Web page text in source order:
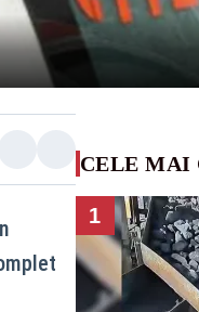
CELE MAI
1